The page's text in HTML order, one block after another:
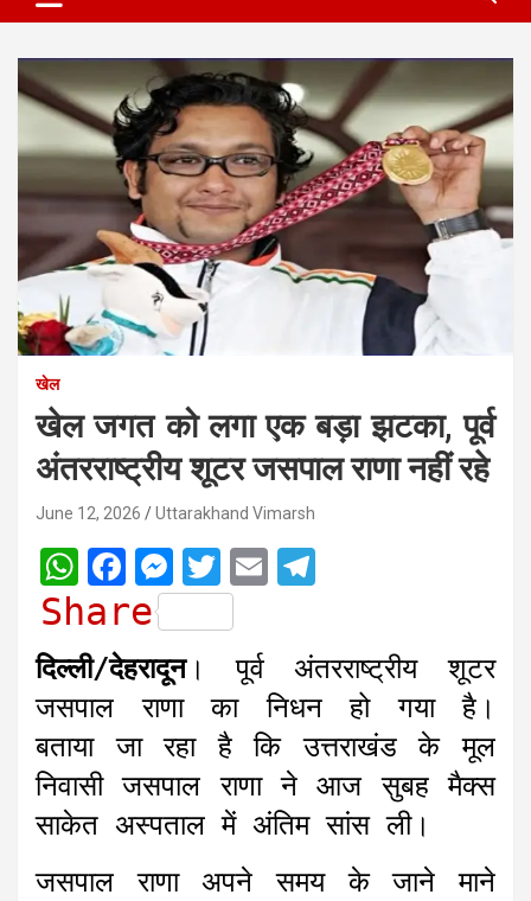
खेल
खेल जगत को लगा एक बड़ा झटका, पूर्व
अंतरराष्ट्रीय शूटर जसपाल राणा नहीं रहे
June 12, 2026 Uttarakhand Vimarsh
W
h
a
t
s
A
p
p
F
a
e
b
o
o
k
M
e
s
s
e
n
g
e
r
T
w
i
t
t
e
r
E
i
l
e
g
r
a
m
Share
दिल्ली/देहरादून। पूर्व अंतरराष्ट्रीय शूटर
जसपाल राणा का निधन हो गया है।
बताया जा रहा है कि उत्तराखंड के मूल
निवासी जसपाल राणा ने आज सुबह मैक्स
साकेत अस्पताल में अंतिम सांस ली।
जसपाल राणा अपने समय के जाने माने